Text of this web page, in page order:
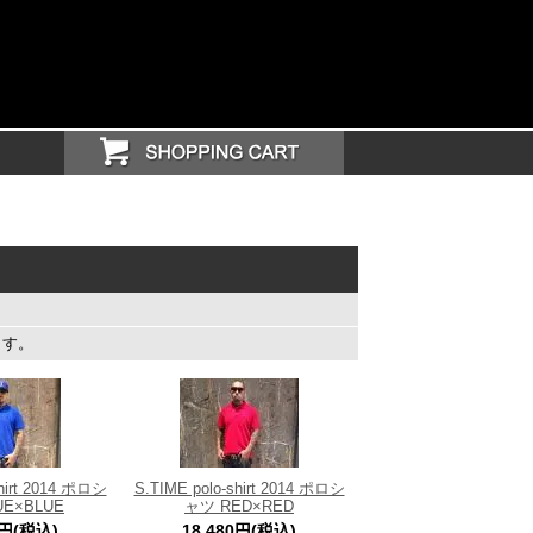
。
2014 ポロシ
S.TIME polo-shirt 2014 ポロシ
ャツ RED×RED